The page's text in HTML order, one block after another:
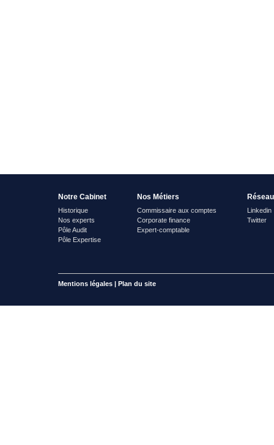
Notre Cabinet
Historique
Nos experts
Pôle Audit
Pôle Expertise
Nos Métiers
Commissaire aux comptes
Corporate finance
Expert-comptable
Linkedin
Twitter
Mentions légales | Plan du site